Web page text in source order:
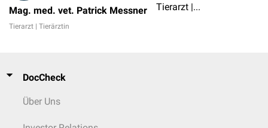
Mag. med. vet. Patrick Messner
Tierarzt | Tierärztin
Tierarzt | Tierärztin
DocCheck
Über Uns